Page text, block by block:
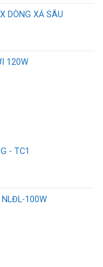
DÒNG XẢ SÂU
120W
- TC1
100W